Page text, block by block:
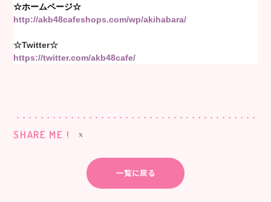
☆ホームページ☆
http://akb48cafeshops.com/wp/akihabara/
☆Twitter☆
https://twitter.com/akb48cafe/
SHARE ME !
一覧に戻る